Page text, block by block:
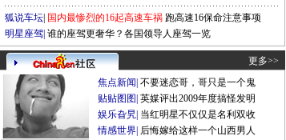
狐说车坛 国内最惨烈的16起高速车祸 跑高速16保命注意事项
明星座驾 谁的座驾更奢华？各国领导人座驾一览
更多>>
焦点新闻 不要迷恋哥，哥只是一个鬼
贴贴图图 英媒评出2009年度搞怪发明
娱乐旮旯 当红明星不仅仅是名利双收
情感世界 后悔嫁给这样一个山西男人